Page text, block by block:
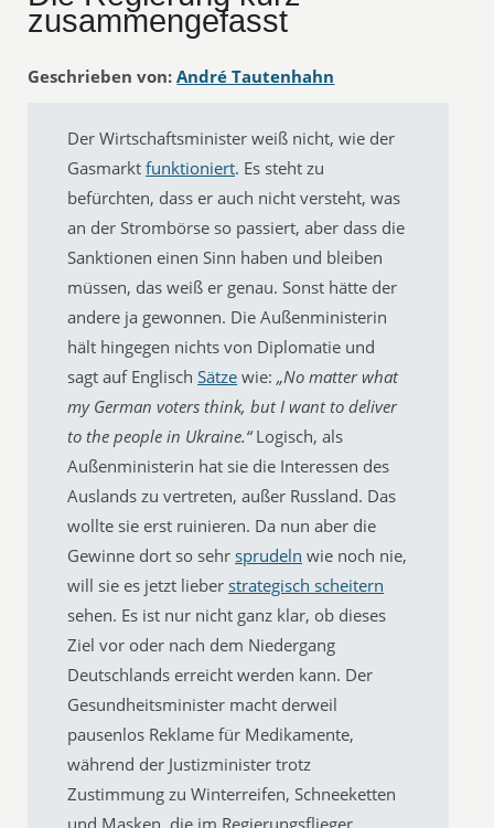
zusammengefasst
Geschrieben von: André Tautenhahn
Der Wirtschaftsminister weiß nicht, wie der
Gasmarktfunktioniert. Es steht zu
befürchten, dass er auch nicht versteht, was
an der Strombörse so passiert, aber dass die
Sanktionen einen Sinn haben und bleiben
müssen, das weiß er genau. Sonst hätte der
andere ja gewonnen. Die Außenministerin
hält hingegen nichts von Diplomatie und
sagt auf EnglischSätze wie:„No matter what
my German voters think, but I want to deliver
to the people in Ukraine.“Logisch, als
Außenministerin hat sie die Interessen des
Auslands zu vertreten, außer Russland. Das
wollte sie erst ruinieren. Da nun aber die
Gewinne dort so sehr sprudeln wie noch nie,
will sie es jetzt lieber strategisch scheitern
sehen. Es ist nur nicht ganz klar, ob dieses
Ziel vor oder nach dem Niedergang
Deutschlands erreicht werden kann. Der
Gesundheitsminister macht derweil
pausenlos Reklame für Medikamente,
während der Justizminister trotz
Zustimmung zu Winterreifen, Schneeketten
und Masken, die im Regierungsflieger